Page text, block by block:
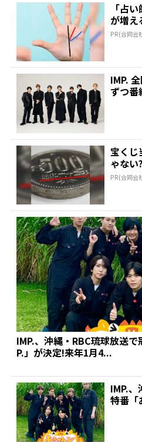
「占
が増え
PR(合同会
IMP.
ずつ番
宝くじ
ゃない
PR(合同会
IMP.、沖縄・RBC琉球放送
P.」が決定!来年1月4...
IMP.、
特番「